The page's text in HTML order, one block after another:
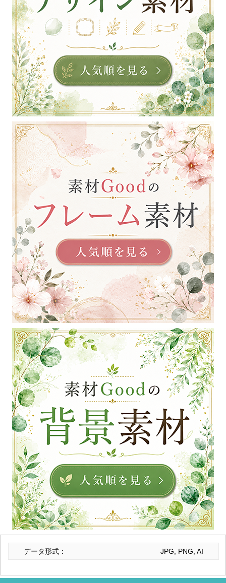
データ形式： JPG, PNG, AI